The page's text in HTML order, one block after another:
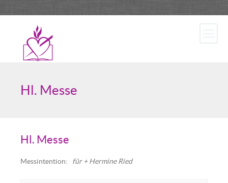
Hl. Messe
Hl. Messe
Messintention: für + Hermine Ried